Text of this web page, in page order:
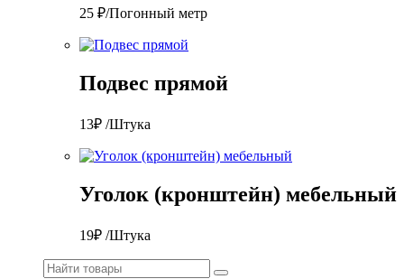
25 ₽/Погонный метр
Подвес прямой
13₽ /Штука
Уголок (кронштейн) мебельный
19₽ /Штука